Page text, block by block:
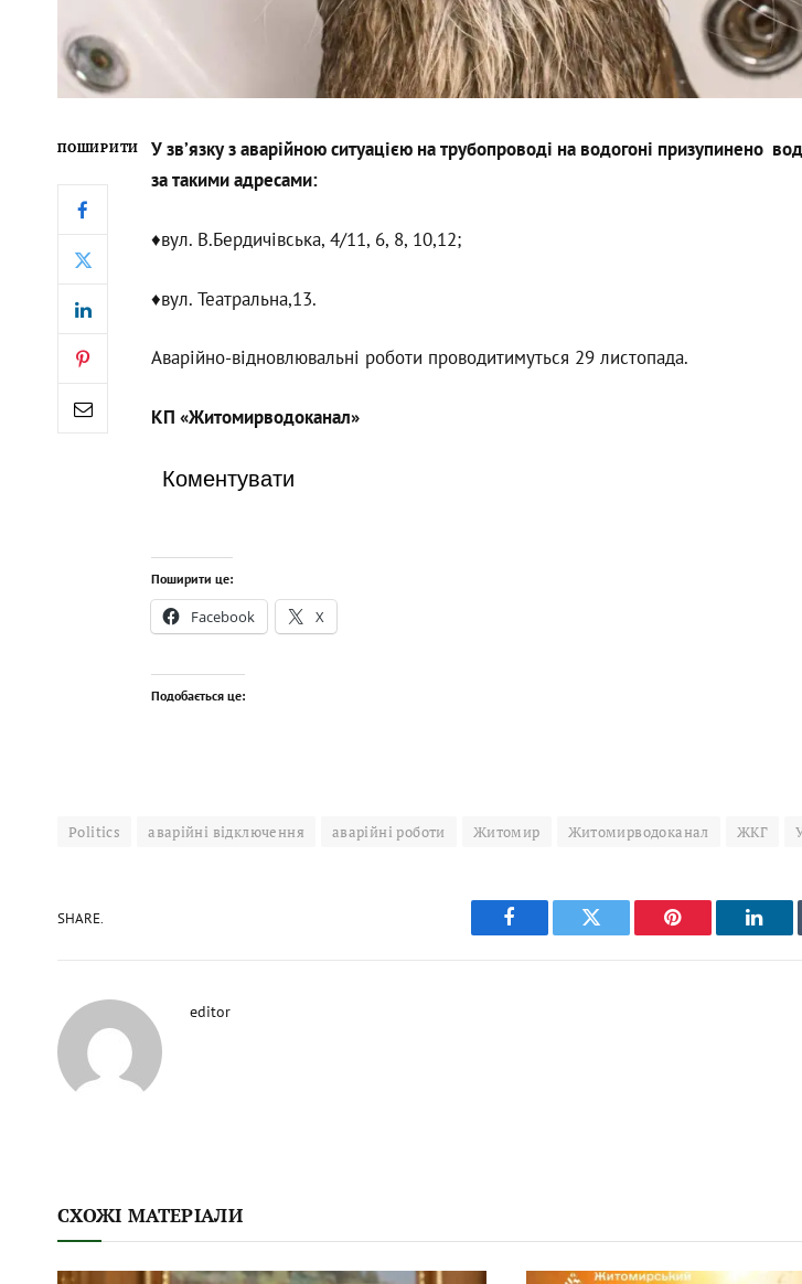
ПОШИРИТИ
У зв’язку з аварійною ситуацією на трубопроводі на водогоні призупинено
за такими адресами:
♦️вул. В.Бердичівська, 4/11, 6, 8, 10,12;
♦️вул. Театральна,13.
Аварійно-відновлювальні роботи проводитимуться 29 листопада.
КП «Житомирводоканал»
Коментувати
Поширити це:
Facebook X
Подобається це:
Politics аварійні відключення аварійні роботи Житомир Житомирводоканал ЖКГ
SHARE.
Facebook Twitter Pinterest
editor
СХОЖІ МАТЕРІАЛИ